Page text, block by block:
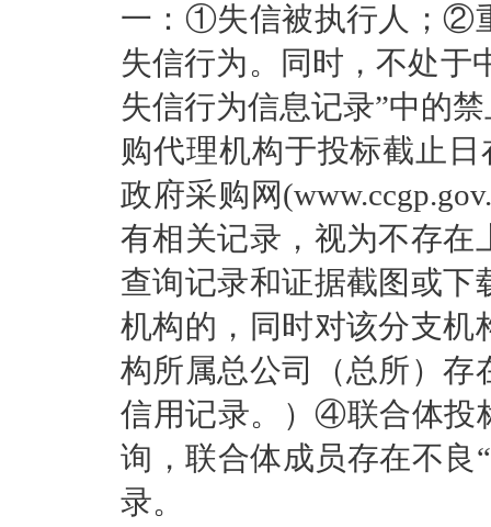
一：①失信被执行人；②
失信行为。同时，不处于
失信行为信息记录”中的
购代理机构于投标截止日
政府采购网
有相关记录，视为不存
查询记录和证据截图或
机构的，同时对该分支机
构所属总公司（总所）存
信用记录。）④联合体投
询，联合体成员存在不良
录。